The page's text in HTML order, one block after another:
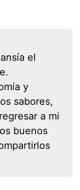
el
y
sabores,
a mi
buenos